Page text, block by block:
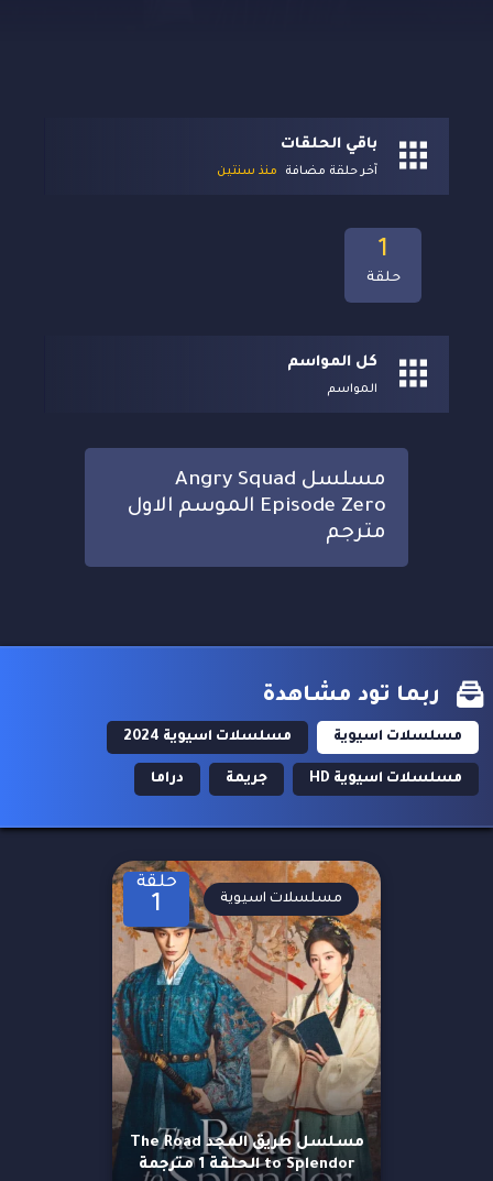
باقي الحلقات
آخر حلقة مضافة منذ سنتين
1
حلقة
كل المواسم
المواسم
مسلسل Angry Squad
Episode Zero الموسم الاول
مترجم
ربما تود مشاهدة
مسلسلات اسيوية مسلسلات اسيوية 2024
مسلسلات اسيوية HD جريمة دراما
حلقة
1
مسلسل طريق المجد The Road
to Splendor الحلقة 1 مترجمة
مسلسلات اسيوية